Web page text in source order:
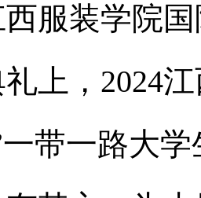
服装学院国
，2024江
带一路大